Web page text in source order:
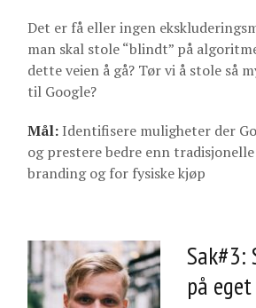
Det er få eller ingen
man skal stole “blindt” på
dette veien å gå? Tør vi å stole så
til Google?
Mål: Identifisere muligheter der
og prestere bedre enn
branding og for fysiske kjøp
Sak#3:
på